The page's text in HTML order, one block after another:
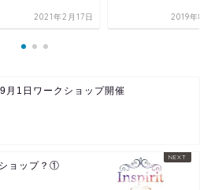
2021年2月17日 2019年8
9月1日ワークショップ開催
ョップ？①